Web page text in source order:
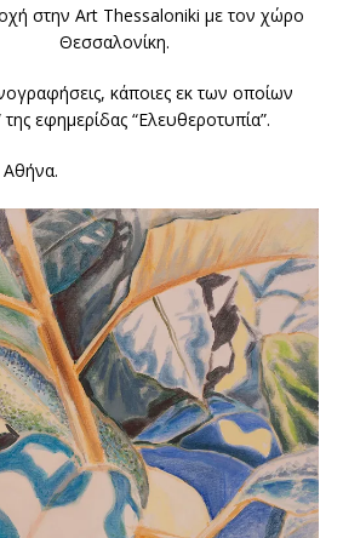
Art Thessaloniki με τον χώρο
Θεσσαλονίκη.
κάποιες εκ των οποίων
της εφημερίδας “Ελευθεροτυπία”.
Αθήνα.